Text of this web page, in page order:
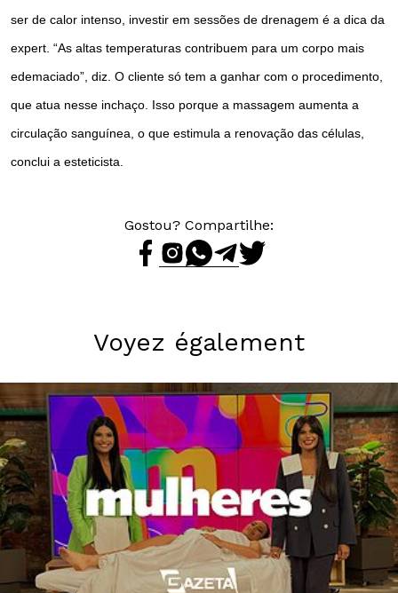
ser de calor intenso, investir em sessões de drenagem é a dica da
expert. “As altas temperaturas contribuem para um corpo mais
edemaciado”, diz. O cliente só tem a ganhar com o procedimento,
que atua nesse inchaço. Isso porque a massagem aumenta a
circulação sanguínea, o que estimula a renovação das células,
conclui a esteticista.
Gostou? Compartilhe:
Voyez également